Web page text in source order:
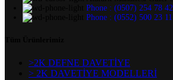
Phone : (0507) 254 78 42
Phone : (0552) 500 23 11
>2K DEFNE DAVETİYE
> 2K DAVETİYE MODELLERİ